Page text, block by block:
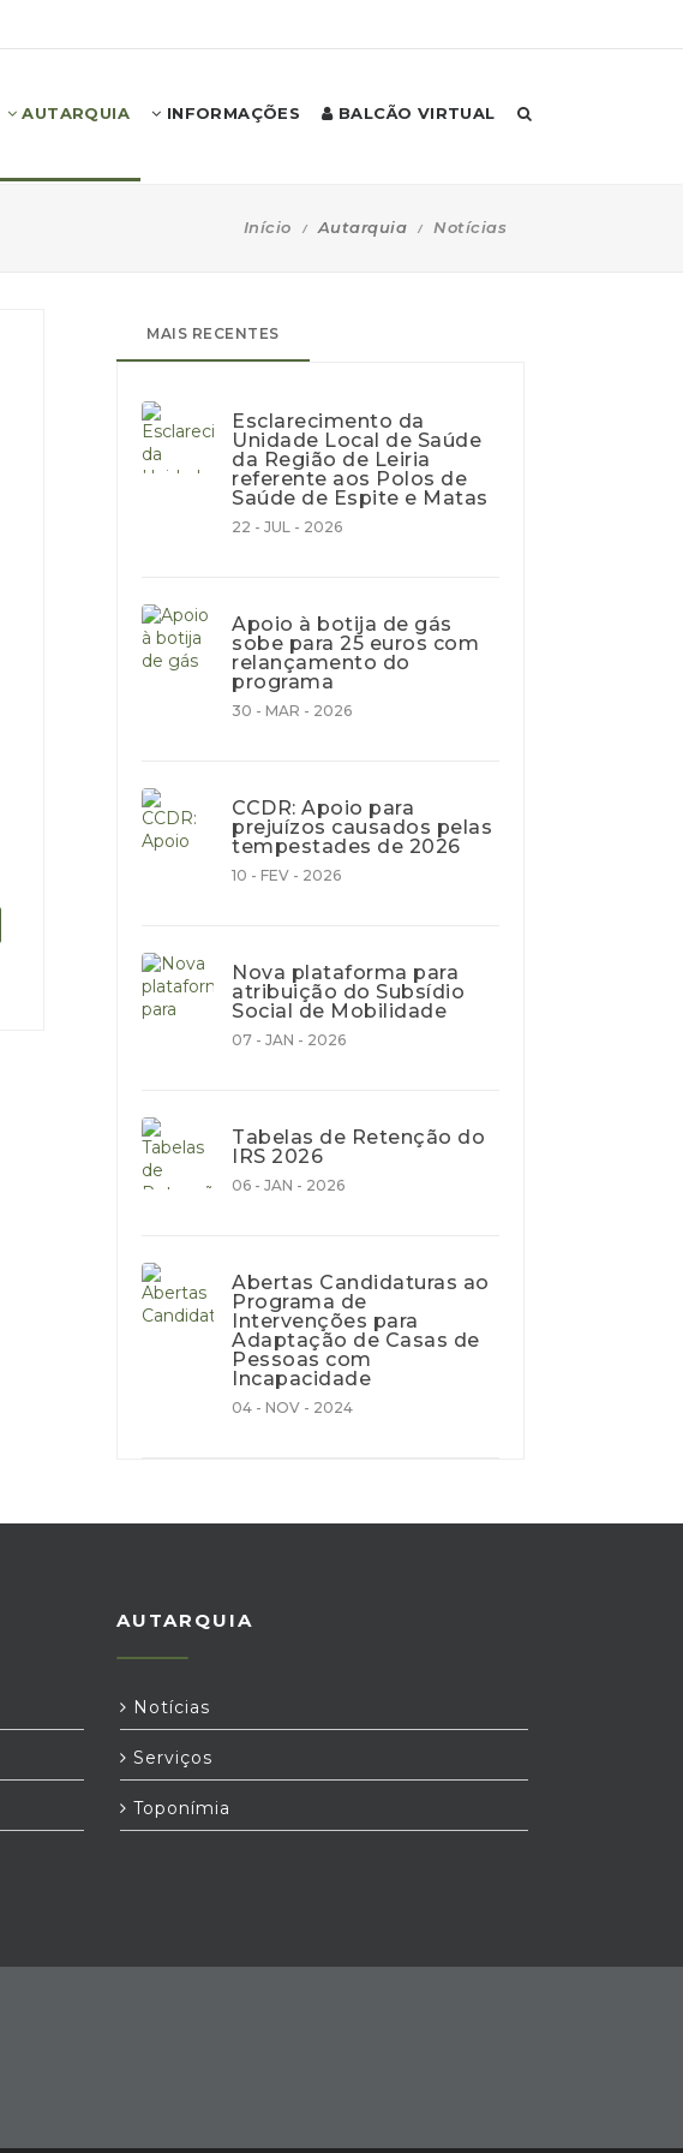
AUTARQUIA INFORMAÇÕES BALCÃO VIRTUAL
Início Autarquia Notícias
MAIS RECENTES
Esclarecimento da
Unidade Local de Saúde
da Região de Leiria
referente aos Polos de
Saúde de Espite e Matas
22 - JUL - 2026
Apoio à botija de gás
sobe para 25 euros com
relançamento do
programa
30 - MAR - 2026
CCDR: Apoio para
prejuízos causados pelas
tempestades de 2026
10 - FEV - 2026
Nova plataforma para
atribuição do Subsídio
Social de Mobilidade
07 - JAN - 2026
Tabelas de Retenção do
IRS 2026
06 - JAN - 2026
Abertas Candidaturas ao
Programa de
Intervenções para
Adaptação de Casas de
Pessoas com
Incapacidade
04 - NOV - 2024
AUTARQUIA
Notícias
Serviços
Toponímia